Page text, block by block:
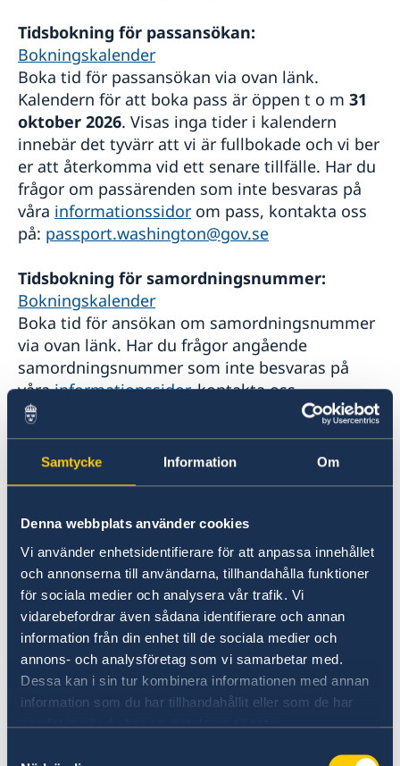
Samtycke Information Om
Denna webbplats använder cookies
Vi använder enhetsidentifierare för att anpassa innehållet
och annonserna till användarna, tillhandahålla funktioner
för sociala medier och analysera vår trafik. Vi
vidarebefordrar även sådana identifierare och annan
information från din enhet till de sociala medier och
annons- och analysföretag som vi samarbetar med.
Dessa kan i sin tur kombinera informationen med annan
information som du har tillhandahållit eller som de har
samlat in när du har använt deras tjänster.
Tidsbokning för passansökan:
Bokningskalender
Boka tid för passansökan via ovan länk.
Kalendern för att boka pass är öppen t o m 31
oktober 2026. Visas inga tider i kalendern
innebär det tyvärr att vi är fullbokade och vi ber
er att återkomma vid ett senare tillfälle. Har du
frågor om passärenden som inte besvaras på
våra informationssidor om pass, kontakta oss
på: passport.washington@gov.se
Tidsbokning för samordningsnummer:
Bokningskalender
Boka tid för ansökan om samordningsnummer
via ovan länk. Har du frågor angående
samordningsnummer som inte besvaras på
vårainformationssidor, kontakta oss
på:
samordningsnummer@gov.se
Om du befinner dig i en konsulär nödsituation,
Vid frågor om migration och
viseringsärenden:
visa.washington@gov.se.Visumlinjen för frågor
gällande viseringsärenden har telefontid
onsdagar mellan kl 13.30 -14.30 på
telefonnummer202-467-2694.
Ambassadens helgdagar under 2026